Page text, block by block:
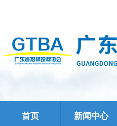
首页 新闻中心